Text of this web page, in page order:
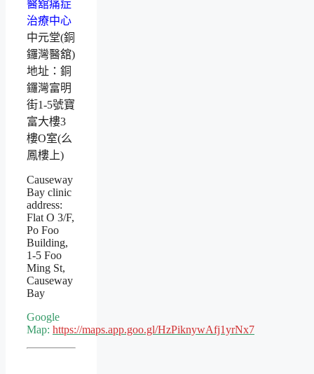
中元堂(銅
鑼灣醫舘)
地址：銅
鑼灣富明
街1-5號寶
富大樓3
樓O室(么
鳳樓上)
Causeway
Bay clinic
address:
Flat O 3/F,
Po Foo
Building,
1-5 Foo
Ming St,
Causeway
Bay
Google
Map: https://maps.app.goo.gl/HzPiknywAfj1yrNx7